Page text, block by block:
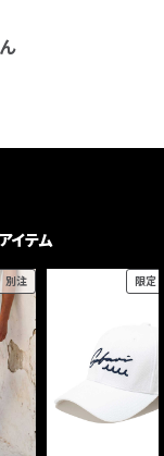
イテム
別注 限定